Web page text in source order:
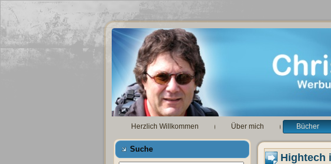
Herzlich Willkommen Über mich Bücher
Suche
Hightech